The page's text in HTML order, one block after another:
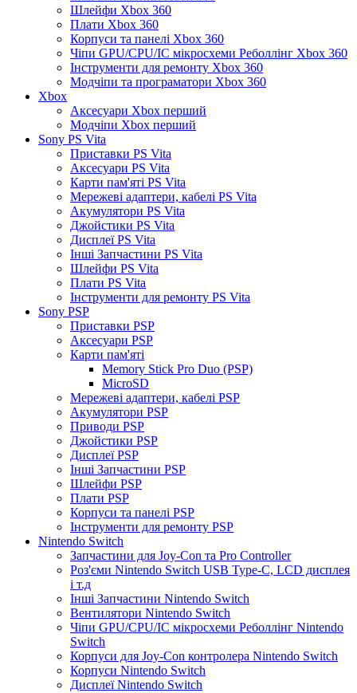
Шлейфи Xbox 360
Плати Xbox 360
Корпуси та панелі Xbox 360
Чіпи GPU/CPU/IC мікросхеми Реболлінг Xbox 360
Інструменти для ремонту Xbox 360
Модчіпи та програматори Xbox 360
Xbox
Аксесуари Xbox перший
Модчіпи Xbox перший
Sony PS Vita
Приставки PS Vita
Аксесуари PS Vita
Карти пам'яті PS Vita
Мережеві адаптери, кабелі PS Vita
Акумулятори PS Vita
Джойстики PS Vita
Дисплеї PS Vita
Інші Запчастини PS Vita
Шлейфи PS Vita
Плати PS Vita
Інструменти для ремонту PS Vita
Sony PSP
Приставки PSP
Аксесуари PSP
Карти пам'яті
Memory Stick Pro Duo (PSP)
MicroSD
Мережеві адаптери, кабелі PSP
Акумулятори PSP
Приводи PSP
Джойстики PSP
Дисплеї PSP
Інші Запчастини PSP
Шлейфи PSP
Плати PSP
Корпуси та панелі PSP
Інструменти для ремонту PSP
Nintendo Switch
Запчастини для Joy-Con та Pro Controller
Роз'єми Nintendo Switch USB Type-C, LCD дисплея
і т.д
Інші Запчастини Nintendo Switch
Вентилятори Nintendo Switch
Чіпи GPU/CPU/IC мікросхеми Реболлінг Nintendo
Switch
Корпуси для Joy-Con контролера Nintendo Switch
Корпуси Nintendo Switch
Дисплеї Nintendo Switch